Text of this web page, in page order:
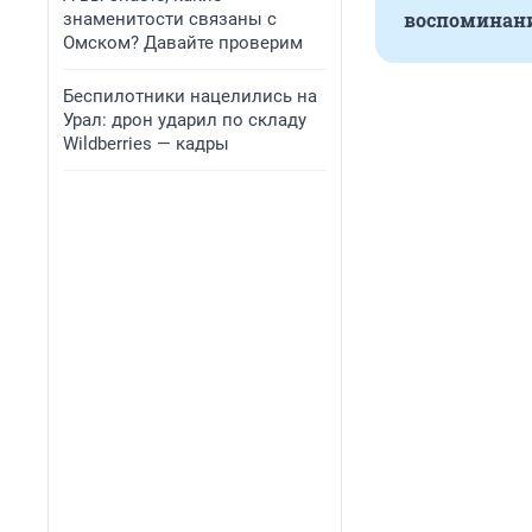
знаменитости связаны с
Омском? Давайте проверим
Беспилотники нацелились на
Урал: дрон ударил по складу
Wildberries — кадры